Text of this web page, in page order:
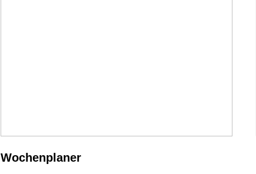
Wochenplaner